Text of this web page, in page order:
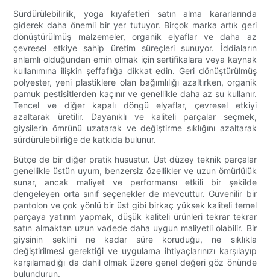
Sürdürülebilirlik, yoga kıyafetleri satın alma kararlarında
giderek daha önemli bir yer tutuyor. Birçok marka artık geri
dönüştürülmüş malzemeler, organik elyaflar ve daha az
çevresel etkiye sahip üretim süreçleri sunuyor. İddiaların
anlamlı olduğundan emin olmak için sertifikalara veya kaynak
kullanımına ilişkin şeffaflığa dikkat edin. Geri dönüştürülmüş
polyester, yeni plastiklere olan bağımlılığı azaltırken, organik
pamuk pestisitlerden kaçınır ve genellikle daha az su kullanır.
Tencel ve diğer kapalı döngü elyaflar, çevresel etkiyi
azaltarak üretilir. Dayanıklı ve kaliteli parçalar seçmek,
giysilerin ömrünü uzatarak ve değiştirme sıklığını azaltarak
sürdürülebilirliğe de katkıda bulunur.
Bütçe de bir diğer pratik husustur. Üst düzey teknik parçalar
genellikle üstün uyum, benzersiz özellikler ve uzun ömürlülük
sunar, ancak maliyet ve performansı etkili bir şekilde
dengeleyen orta sınıf seçenekler de mevcuttur. Güvenilir bir
pantolon ve çok yönlü bir üst gibi birkaç yüksek kaliteli temel
parçaya yatırım yapmak, düşük kaliteli ürünleri tekrar tekrar
satın almaktan uzun vadede daha uygun maliyetli olabilir. Bir
giysinin şeklini ne kadar süre koruduğu, ne sıklıkla
değiştirilmesi gerektiği ve uygulama ihtiyaçlarınızı karşılayıp
karşılamadığı da dahil olmak üzere genel değeri göz önünde
bulundurun.